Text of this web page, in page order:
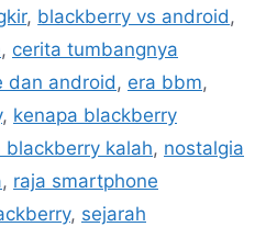
, blackberry vs android,
, cerita tumbangnya
dan android, era bbm,
, kenapa blackberry
blackberry kalah, nostalgia
, raja smartphone
, sejarah